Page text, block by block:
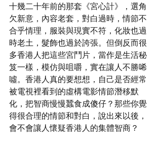
十幾二十年前的那套《宮心計》，選角
欠新意，內容老套，對白過時，情節不
合乎情理，服裝與現實不符，化妝也過
時老土，髮飾也過於誇張。但倒反而很
多香港人把這些宮鬥片，當作是生活秘
笈一樣，模仿與咀嚼，實在讓人不勝唏
噓。香港人真的要想想，自己是否經常
被電視裡看到的虛構電影情節潛移默
化，把智商慢慢蠶食成傻仔？那些你覺
得很合理的情節和對白，說出來以後，
會不會讓人懷疑香港人的集體智商？